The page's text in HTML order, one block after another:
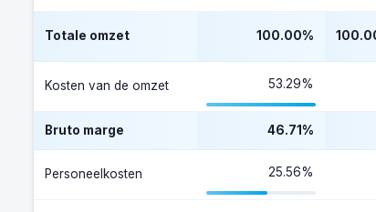
Totale omzet 100.00%
Kosten van de omzet 53.29%
Bruto marge 46.71%
Personeelkosten 25.56%